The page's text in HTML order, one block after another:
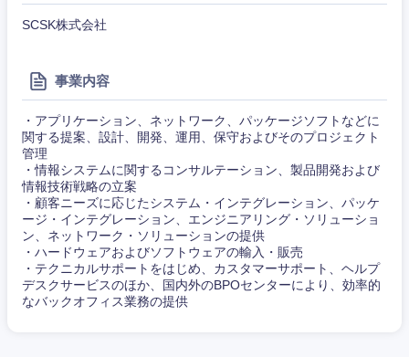
SCSK株式会社
事業内容
・アプリケーション、ネットワーク、パッケージソフトなどに
関する提案、設計、開発、運用、保守およびそのプロジェクト
管理
・情報システムに関するコンサルテーション、製品開発および
情報技術戦略の立案
・顧客ニーズに応じたシステム・インテグレーション、パッケ
ージ・インテグレーション、エンジニアリング・ソリューショ
ン、ネットワーク・ソリューションの提供
・ハードウェアおよびソフトウェアの輸入・販売
・テクニカルサポートをはじめ、カスタマーサポート、ヘルプ
デスクサービスのほか、国内外のBPOセンターにより、効率的
なバックオフィス業務の提供
近畿地方
滋賀県 京都府
大阪府 兵庫県